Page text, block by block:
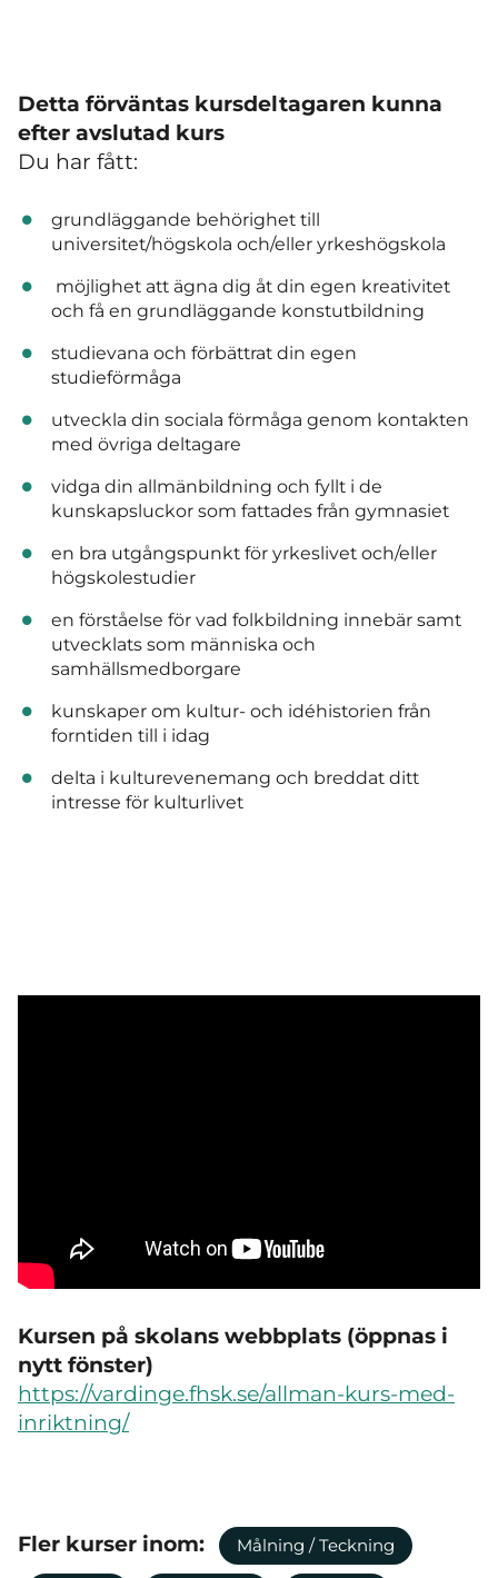
Detta förväntas kursdeltagaren kunna
efter avslutad kurs
Du har fått:
grundläggande behörighet till
universitet/högskola och/eller yrkeshögskola
möjlighet att ägna dig åt din egen kreativitet
och få en grundläggande konstutbildning
studievana och förbättrat din egen
studieförmåga
utveckla din sociala förmåga genom kontakten
med övriga deltagare
vidga din allmänbildning och fyllt i de
kunskapsluckor som fattades från gymnasiet
en bra utgångspunkt för yrkeslivet och/eller
högskolestudier
en förståelse för vad folkbildning innebär samt
utvecklats som människa och
samhällsmedborgare
kunskaper om kultur- och idéhistorien från
forntiden till i idag
delta i kulturevenemang och breddat ditt
intresse för kulturlivet
Kursen på skolans webbplats (öppnas i
nytt fönster)
https://vardinge.fhsk.se/allman-kurs-med-
inriktning/
Fler kurser inom: Målning / Teckning